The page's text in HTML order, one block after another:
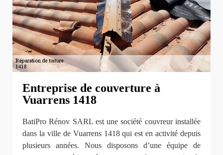
Entreprise de couverture à
Vuarrens 1418
BatiPro Rénov SARL est une société couvreur installée
dans la ville de Vuarrens 1418 qui est en activité depuis
plusieurs années. Nous disposons d’une équipe de